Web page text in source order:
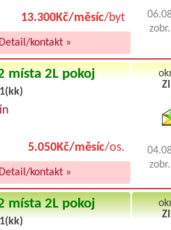
13.300Kč/měsíc/byt
Detail/kontakt »
místa 2L pokoj
5.050Kč/měsíc/os.
Detail/kontakt »
místa 2L pokoj